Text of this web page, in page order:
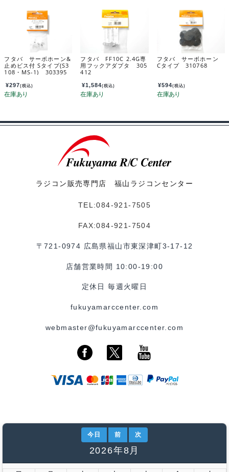
フタバ サーボホーン&
止めビス付 Sタイプ(S3
108・MS-1) 303395
¥297(税込)
フタバ FF10C 2.4G専
用フックアダプタ 305
412
¥1,584(税込)
フタバ サーボホーン
Cタイプ 310768
¥594(税込)
ラジコン販売専門店 福山ラジコンセンター
TEL:084-921-7505
FAX:084-921-7504
〒721-0974 広島県福山市東深津町3-17-12
店舗営業時間 10:00-19:00
定休日 毎週火曜日
fukuyamarccenter.com
webmaster@fukuyamarccenter.com
今日 前 次
2026年8月